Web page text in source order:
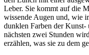
Leber. Sie kommt auf die
wissende Augen und, wie
dunklen Farben der
nächsten zwei Stunden
erzählen, was sie zu dem